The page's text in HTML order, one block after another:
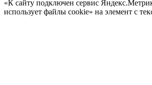
«К сайту подключен сервис
использует файлы cookie» на элемент с